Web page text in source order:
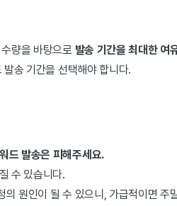
량을 바탕으로 발송 기간을 최대한 여
송 기간을 선택해야 합니다.
드 발송은 피해주세요.
수 있습니다.
원인이 될 수 있으니, 가급적이면 주